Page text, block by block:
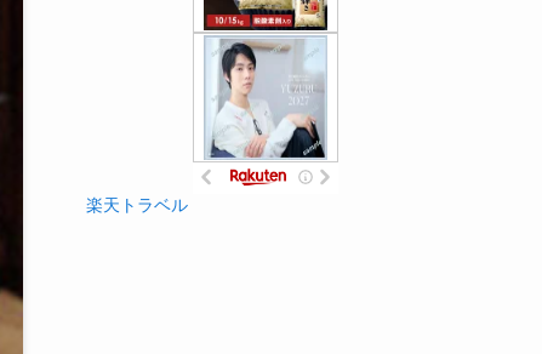
楽天トラベル